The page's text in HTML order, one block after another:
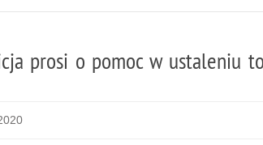
prosi o pomoc w ustaleniu